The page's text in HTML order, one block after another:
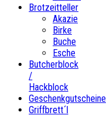
Brotzeitteller
Akazie
Birke
Buche
Esche
Butcherblock
/
Hackblock
Geschenkgutscheine
Griffbrett´l